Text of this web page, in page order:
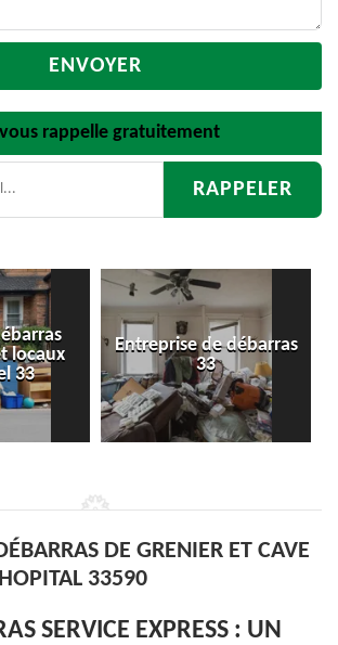
rappelle gratuitement
Débarras
d'appartement 33
DE GRENIER ET CAVE
33590
SERVICE EXPRESS : UN